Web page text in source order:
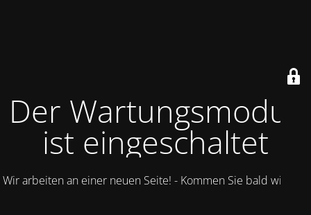
Der Wartungsmodus
ist eingeschaltet
Wir arbeiten an einer neuen Seite! - Kommen Sie bald wieder.